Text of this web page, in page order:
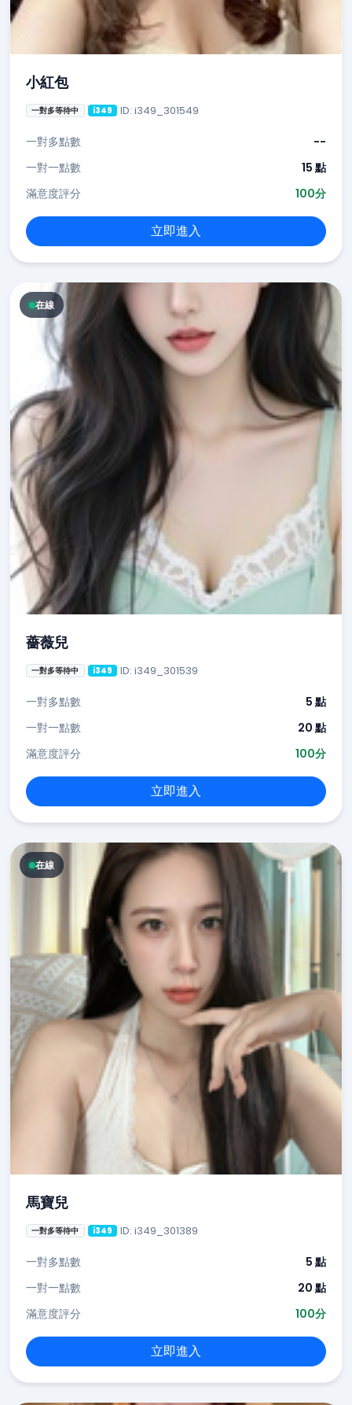
小紅包
一對多等待中 i349 ID: i349_301549
一對多點數
--
一對一點數
15 點
滿意度評分
100分
立即進入
在線
薔薇兒
一對多等待中 i349 ID: i349_301539
一對多點數
5 點
一對一點數
20 點
滿意度評分
100分
立即進入
在線
馬寶兒
一對多等待中 i349 ID: i349_301389
一對多點數
5 點
一對一點數
20 點
滿意度評分
100分
立即進入